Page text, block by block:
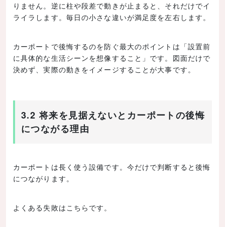
りません。逆に柱や段差で動きが止まると、それだけでイ
ライラします。毎日の小さな違いが満足度を左右します。
カーポートで後悔するのを防ぐ最大のポイントは「設置前
に具体的な生活シーンを想像すること」です。図面だけで
決めず、実際の動きをイメージすることが大事です。
3.2 将来を見据えないとカーポートの後悔
につながる理由
カーポートは長く使う設備です。今だけで判断すると後悔
につながります。
よくある失敗はこちらです。